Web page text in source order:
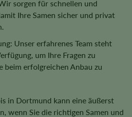
sorgen für schnellen und
Ihre Samen sicher und privat
Unser erfahrenes Team steht
um Ihre Fragen zu
beim erfolgreichen Anbau zu
in Dortmund kann eine äußerst
wenn Sie die richtigen Samen und